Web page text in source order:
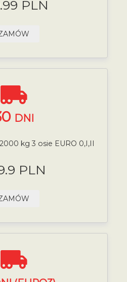
PLN
DNI
kg 3 osie EURO 0,I,II
PLN